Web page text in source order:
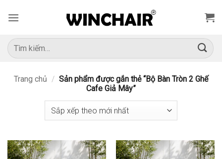
qua
dung
Tìm
kiếm:
Trang chủ / Sản phẩm được gắn thẻ “Bộ Bàn Tròn 2 Ghế
Cafe Giả Mây”